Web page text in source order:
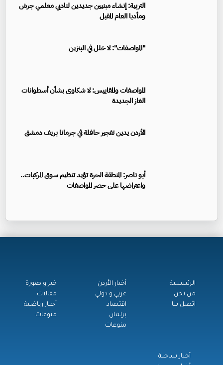
التربية: إنشاء مبنيين جديدين لناديي معلمي جرش
ومأدبا العام المقبل
"المواصفات": لا خلل في البنزين
المواصفات والمقاييس: لا شكاوى بشأن أسطوانات
الغاز الجديدة
الأردن يدين تفجير حافلة في جرمانا بريف دمشق
أبو ناصر: المنطقة الحرة تؤيد تنظيم سوق المركبات..
واعتراضها على حصر المواصفات
الرئيســية
من نحن
اتصل بنا
أخبار الأردن
عربي و دولي
اقتصاد
برلمان
منوعات
خبر و صورة
مقالات
أخبار رياضية
منوعات
أخبار ساخنة